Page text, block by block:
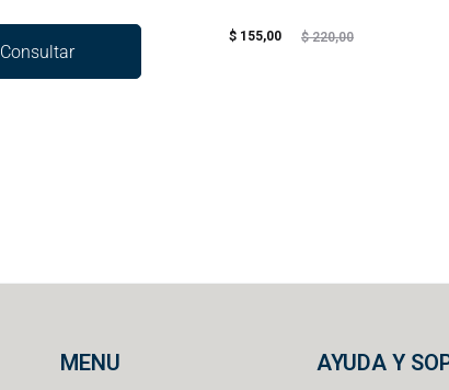
Consultar
$220,00
$ 155,00
MENU AYUDA Y